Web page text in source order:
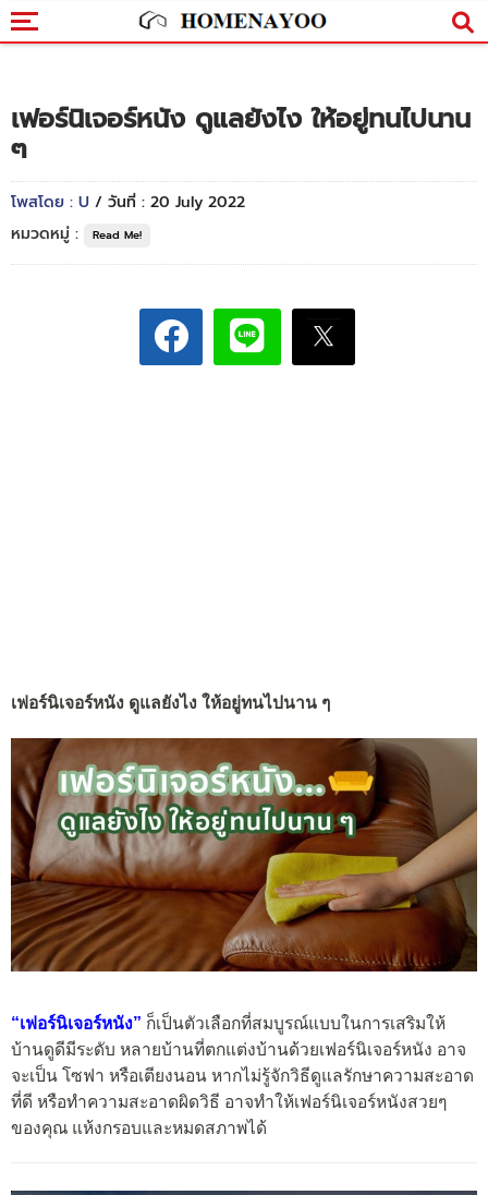
เฟอร์นิเจอร์หนัง ดูแลยังไง ให้อยู่ทนไปนาน
ๆ
โพสโดย : U / วันที่ : 20 July 2022
หมวดหมู่ :
Read Me!
เฟอร์นิเจอร์หนัง ดูแลยังไง ให้อยู่ทนไปนาน ๆ
“เฟอร์นิเจอร์หนัง” ก็เป็นตัวเลือกที่สมบูรณ์แบบในการเสริมให้
บ้านดูดีมีระดับ หลายบ้านที่ตกแต่งบ้านด้วยเฟอร์นิเจอร์หนัง อาจ
จะเป็น โซฟา หรือเตียงนอน หากไม่รู้จักวิธีดูแลรักษาความสะอาด
ที่ดี หรือทำความสะอาดผิดวิธี อาจทำให้เฟอร์นิเจอร์หนังสวยๆ
ของคุณ แห้งกรอบและหมดสภาพได้